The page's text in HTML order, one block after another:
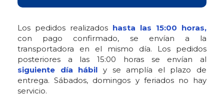
Los pedidos realizados hasta las 15:00 horas,
con pago confirmado, se envían a la
transportadora en el mismo día. Los pedidos
posteriores a las 15:00 horas se envían al
siguiente día hábil y se amplía el plazo de
entrega. Sábados, domingos y feriados no hay
servicio.